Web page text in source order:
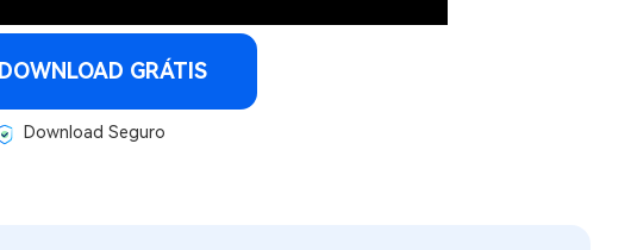
DOWNLOAD GRÁTIS
Download Seguro